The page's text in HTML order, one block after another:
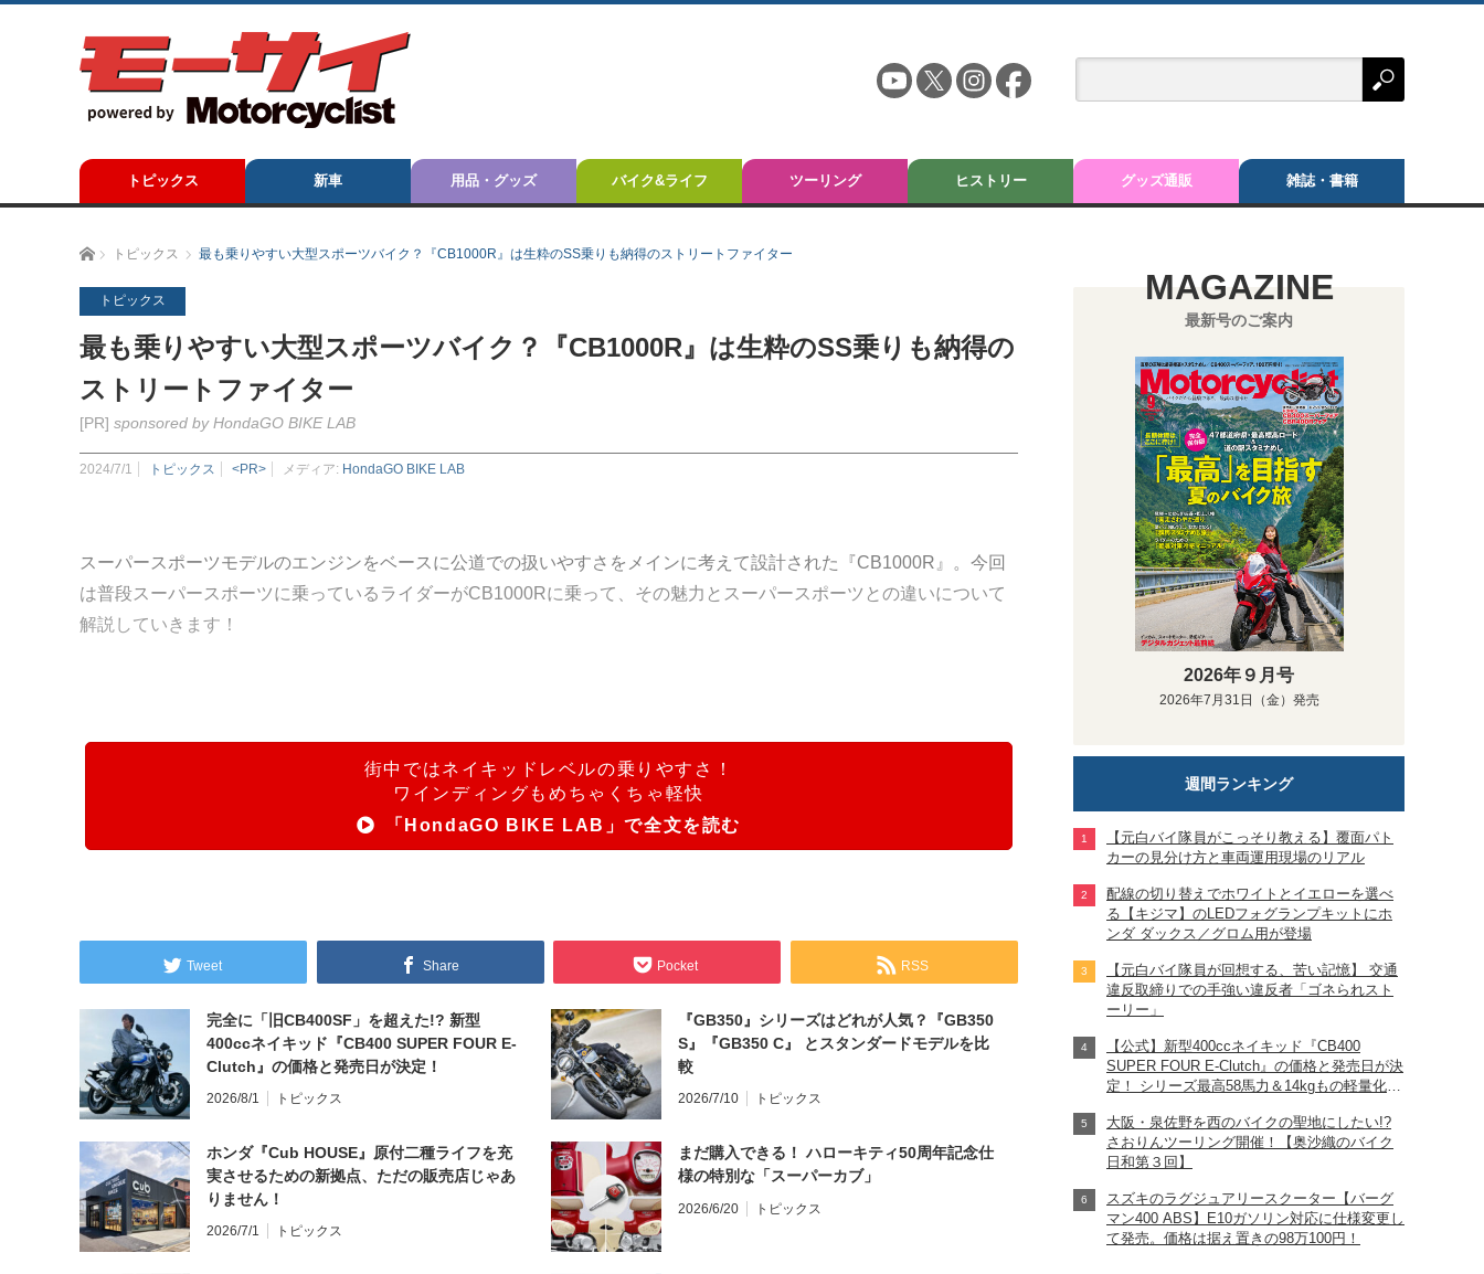
トピックス 新車 用品・グッズ バイク&ライフ ツーリング ヒストリー グッズ通販 雑誌・書籍
ホームトピックス 最も乗りやすい大型スポーツバイク？『CB1000R』は生粋のSS乗りも納得のストリートファイター
トピックス
最も乗りやすい大型スポーツバイク？『CB1000R』は生粋のSS乗りも納得の
ストリートファイター
[PR] sponsored by HondaGO BIKE LAB
2024/7/1 トピックス <PR> メディア: HondaGO BIKE LAB
スーパースポーツモデルのエンジンをベースに公道での扱いやすさをメインに考えて設計された『CB1000R』。今回
は普段スーパースポーツに乗っているライダーがCB1000Rに乗って、その魅力とスーパースポーツとの違いについて
解説していきます！
街中ではネイキッドレベルの乗りやすさ！
ワインディングもめちゃくちゃ軽快
「HondaGO BIKE LAB」で全文を読む
Tweet Share Pocket RSS
完全に「旧CB400SF」を超えた!? 新型
400ccネイキッド『CB400 SUPER FOUR E-
Clutch』の価格と発売日が決定！
2026/8/1 トピックス
『GB350』シリーズはどれが人気？『GB350
S』『GB350 C』 とスタンダードモデルを比
較
2026/7/10 トピックス
ホンダ『Cub HOUSE』原付二種ライフを充
実させるための新拠点、ただの販売店じゃあ
りません！
2026/7/1 トピックス
まだ購入できる！ ハローキティ50周年記念仕
様の特別な「スーパーカブ」
2026/6/20 トピックス
MAGAZINE
最新号のご案内
2026年９月号
2026年7月31日（金）発売
週間ランキング
【元白バイ隊員がこっそり教える】覆面パト
カーの見分け方と車両運用現場のリアル
配線の切り替えでホワイトとイエローを選べ
る【キジマ】のLEDフォグランプキットにホ
ンダ ダックス／グロム用が登場
【元白バイ隊員が回想する、苦い記憶】 交通
違反取締りでの手強い違反者「ゴネられスト
ーリー」
【公式】新型400ccネイキッド『CB400
SUPER FOUR E-Clutch』の価格と発売日が決
定！ シリーズ最高58馬力＆14kgもの軽量化!?
【Honda2026新車ニュース】
大阪・泉佐野を西のバイクの聖地にしたい!?
さおりんツーリング開催！【奥沙織のバイク
日和第３回】
スズキのラグジュアリースクーター【バーグ
マン400 ABS】E10ガソリン対応に仕様変更し
て発売。価格は据え置きの98万100円！